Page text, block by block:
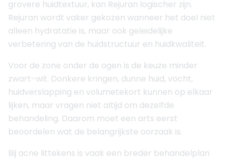
grovere huidtextuur, kan Rejuran logischer zijn.
Rejuran wordt vaker gekozen wanneer het doel niet
alleen hydratatie is, maar ook geleidelijke
verbetering van de huidstructuur en huidkwaliteit.
Voor de zone onder de ogen is de keuze minder
zwart-wit. Donkere kringen, dunne huid, vocht,
huidverslapping en volumetekort kunnen op elkaar
lijken, maar vragen niet altijd om dezelfde
behandeling. Daarom moet een arts eerst
beoordelen wat de belangrijkste oorzaak is.
Bij acne littekens is vaak een breder behandelplan